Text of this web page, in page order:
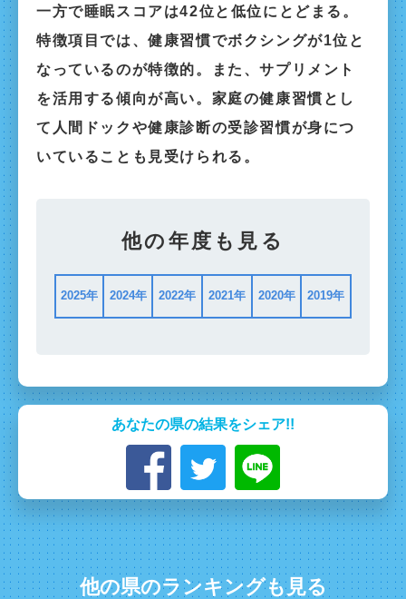
一方で睡眠スコアは42位と低位にとどまる。
特徴項目では、健康習慣でボクシングが1位と
なっているのが特徴的。また、サプリメント
を活用する傾向が高い。家庭の健康習慣とし
て人間ドックや健康診断の受診習慣が身につ
いていることも見受けられる。
他の年度も見る
2025年 2024年 2022年 2021年 2020年 2019年
あなたの県の結果をシェア!!
他の県のランキングも見る